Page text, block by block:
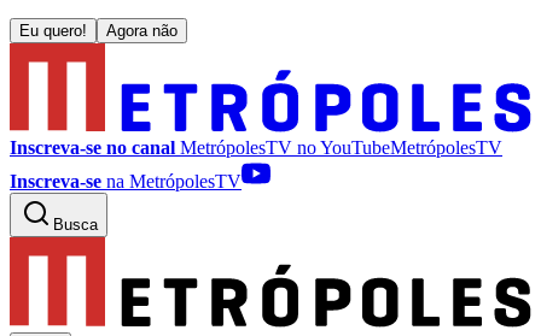
Eu quero! Agora não
Inscreva-se no canal MetrópolesTV noYouTubeMetrópolesTV
Inscreva-se na MetrópolesTV
Busca